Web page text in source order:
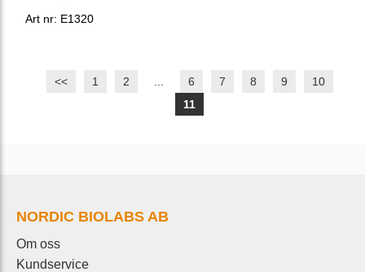
Art nr: E1320
<< 1 2 6 7 8 9
10
11
NORDIC BIOLABS AB
Om oss
Kundservice